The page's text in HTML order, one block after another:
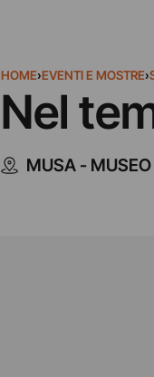
HOME›EVENTI E MOSTRE›
Nel
MUSA -